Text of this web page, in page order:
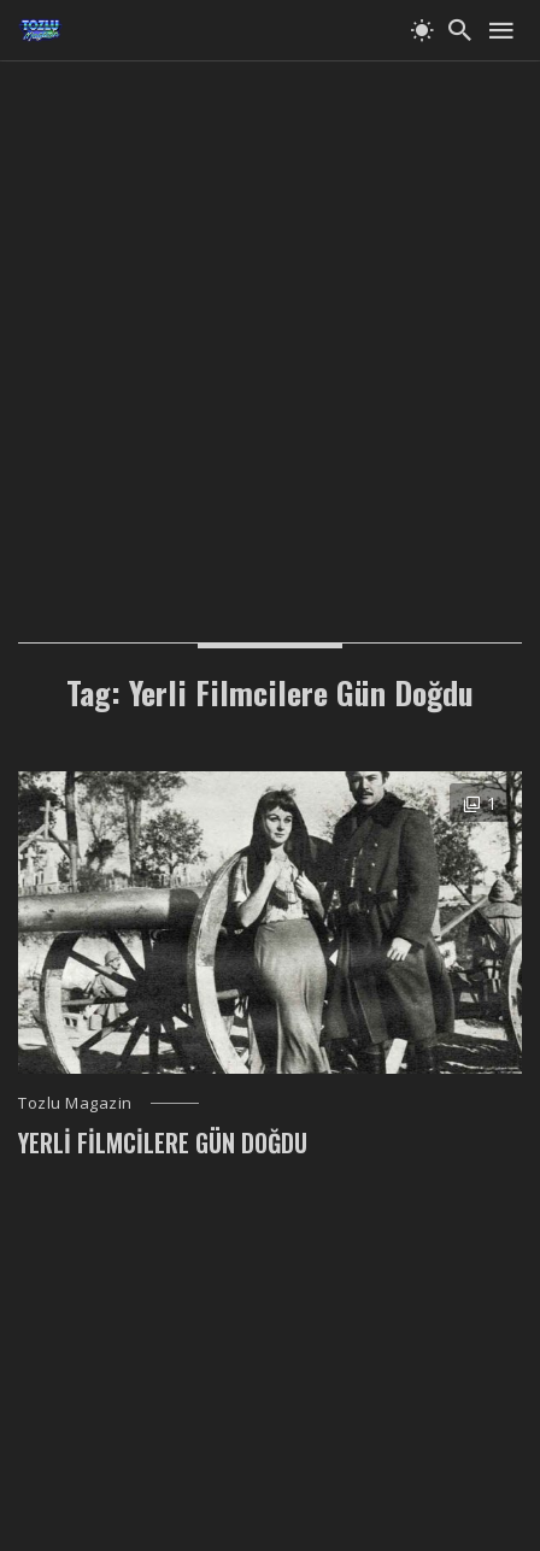
Tag: Yerli Filmcilere Gün Doğdu
1
Tozlu Magazin
YERLI FILMCILERE GÜN DOĞDU